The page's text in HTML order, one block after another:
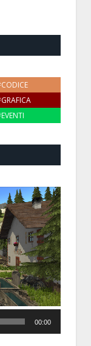
00:00